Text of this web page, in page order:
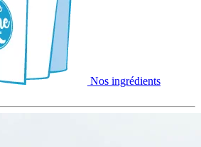
Nos ingrédients